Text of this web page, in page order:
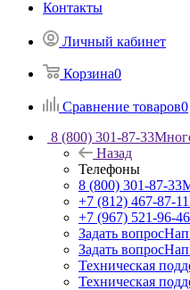
Контакты
Личный кабинет
Корзина0
Сравнение товаров0
8 (800) 301-87-33
Назад
Телефоны
8 (800) 301-87-33
+7 (812) 467-87-11
+7 (967) 521-96-46
Задать вопрос
Задать вопрос
Техническая
Техническая